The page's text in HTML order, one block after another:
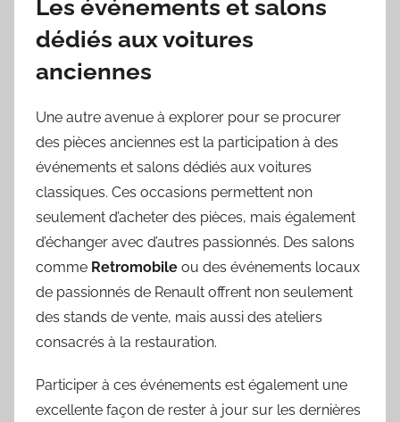
Les événements et salons
dédiés aux voitures
anciennes
Une autre avenue à explorer pour se procurer
des pièces anciennes est la participation à des
événements et salons dédiés aux voitures
classiques. Ces occasions permettent non
seulement d’acheter des pièces, mais également
d’échanger avec d’autres passionnés. Des salons
comme Retromobile ou des événements locaux
de passionnés de Renault offrent non seulement
des stands de vente, mais aussi des ateliers
consacrés à la restauration.
Participer à ces événements est également une
excellente façon de rester à jour sur les dernières